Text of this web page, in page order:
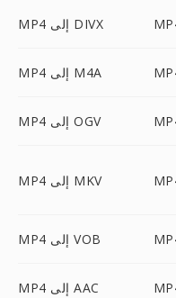
MP4 إلى DIVX
MP4 إلى M4A
MP4 إلى OGV
MP4 إلى MKV
MP4 إلى VOB
MP4 إلى AAC